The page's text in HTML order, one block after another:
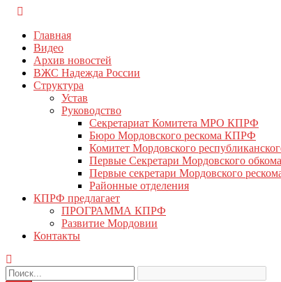
Перейти
содержимому
Главная
Видео
Архив новостей
ВЖС Надежда России
Структура
Устав
Руководство
Секретариат Комитета МРО КПРФ
Бюро Мордовского рескома КПРФ
Комитет Мордовского
Первые Секретари Мордовского
Первые секретари Мордовского
Районные отделения
КПРФ предлагает
ПРОГРАММА КПРФ
Развитие Мордовии
Контакты